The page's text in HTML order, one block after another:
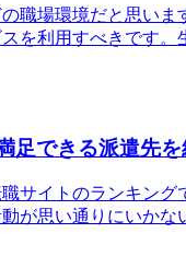
職場環境だと思い
を利用すべきです
足できる派遣先
サイトのランキン
が思い通りにいかな